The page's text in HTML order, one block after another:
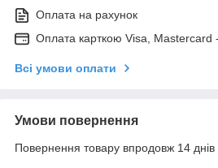
Оплата на рахунок
Оплата карткою Visa, Mastercard
Всі умови оплати
Умови повернення
Повернення товару впродовж 14 днів